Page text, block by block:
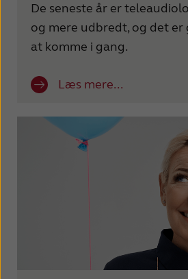
De seneste år er
og mere udbredt, og det er
at komme i gang.
Læs mere...